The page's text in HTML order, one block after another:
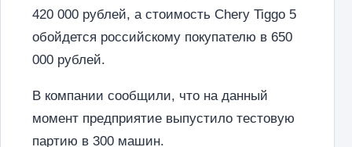
420 000 рублей, а стоимость Chery Tiggo 5
обойдется российскому покупателю в 650
000 рублей.
В компании сообщили, что на данный
момент предприятие выпустило тестовую
партию в 300 машин.